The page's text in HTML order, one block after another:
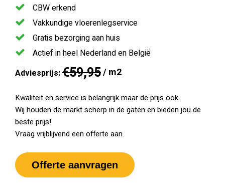
CBW erkend
Vakkundige vloerenlegservice
Gratis bezorging aan huis
Actief in heel Nederland en België
Adviesprijs:€59,95/ m2
Kwaliteit en service is belangrijk maar de prijs ook.
Wij houden de markt scherp in de gaten en bieden jou de
beste prijs!
Vraag vrijblijvend een offerte aan.
Offerte aanvragen